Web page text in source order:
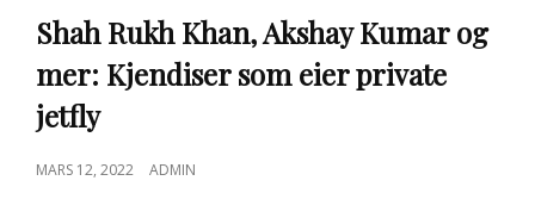
LINKS
Shah Rukh Khan, Akshay Kumar og
mer: Kjendiser som eier private
jetfly
POSTED
MARS 12, 2022 ADMIN